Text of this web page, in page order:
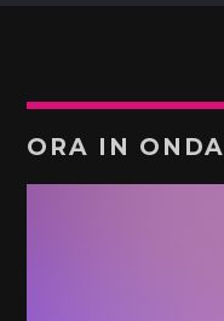
ORA IN ONDA